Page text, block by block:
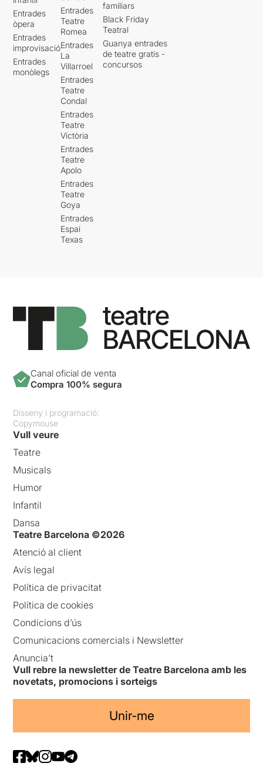
Entrades
òpera
Entrades
improvisació
Entrades
monòlegs
Entrades
Teatre
Romea
Entrades
La
Villarroel
Entrades
Teatre
Condal
Entrades
Teatre
Victòria
Entrades
Teatre
Apolo
Entrades
Teatre
Goya
Entrades
Espai
Texas
familiars
Black Friday
Teatral
Guanya entrades
de teatre gratis -
concursos
Canal oficial de venta
Compra 100% segura
Disseny i programació:
Copymouse
Vull veure
Teatre
Musicals
Humor
Infantil
Dansa
Teatre Barcelona ©2026
Atenció al client
Avís legal
Política de privacitat
Política de cookies
Condicions d’ús
Comunicacions comercials i Newsletter
Anuncia’t
Vull rebre la newsletter de Teatre Barcelona amb les
novetats, promocions i sorteigs
Unir-me